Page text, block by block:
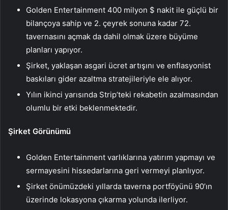
Golden Entertainment 400 milyon $ nakit ile güçlü bir
bilançoya sahip ve 2. çeyrek sonuna kadar 72.
tavernasını açmak da dahil olmak üzere büyüme
planları yapıyor.
Şirket, yaklaşan asgari ücret artışını ve enflasyonist
baskıları gider azaltma stratejileriyle ele alıyor.
Yılın ikinci yarısında Strip’teki rekabetin azalmasından
olumlu bir etki beklenmektedir.
Şirket Görünümü
Golden Entertainment varlıklarına yatırım yapmayı ve
sermayesini hissedarlarına geri vermeyi planlıyor.
Şirket önümüzdeki yıllarda taverna portföyünü 90’ın
üzerinde lokasyona çıkarma yolunda ilerliyor.